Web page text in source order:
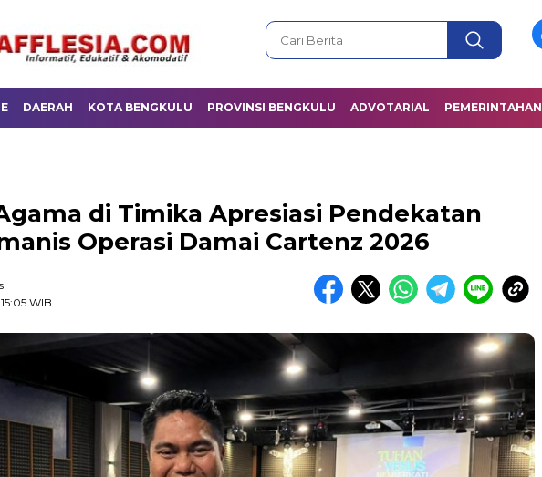
DAERAH KOTA BENGKULU PROVINSI BENGKULU ADVOTARIAL PEMERINTAHAN
di Timika Apresiasi Pendekatan
Operasi Damai Cartenz 2026
WIB